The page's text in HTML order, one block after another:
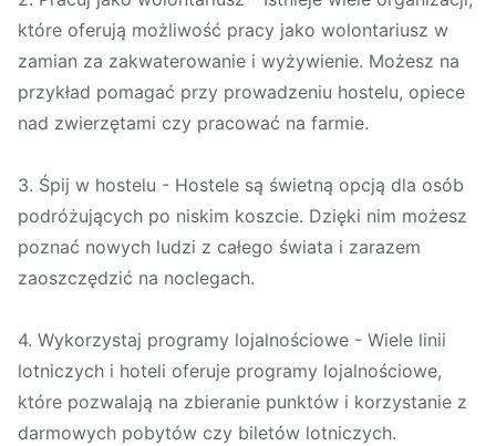
które oferują możliwość pracy jako wolontariusz w
zamian za zakwaterowanie i wyżywienie. Możesz na
przykład pomagać przy prowadzeniu hostelu, opiece
nad zwierzętami czy pracować na farmie.
3. Śpij w hostelu - Hostele są świetną opcją dla osób
podróżujących po niskim koszcie. Dzięki nim możesz
poznać nowych ludzi z całego świata i zarazem
zaoszczędzić na noclegach.
4. Wykorzystaj programy lojalnościowe - Wiele linii
lotniczych i hoteli oferuje programy lojalnościowe,
które pozwalają na zbieranie punktów i korzystanie z
darmowych pobytów czy biletów lotniczych.